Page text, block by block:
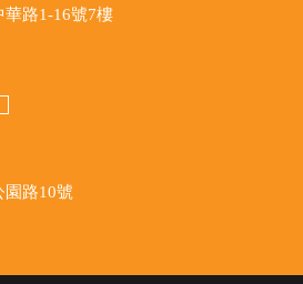
路1-16號7樓
園路10號